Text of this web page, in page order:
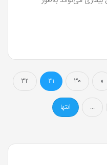
«
30
31
32
... انتها